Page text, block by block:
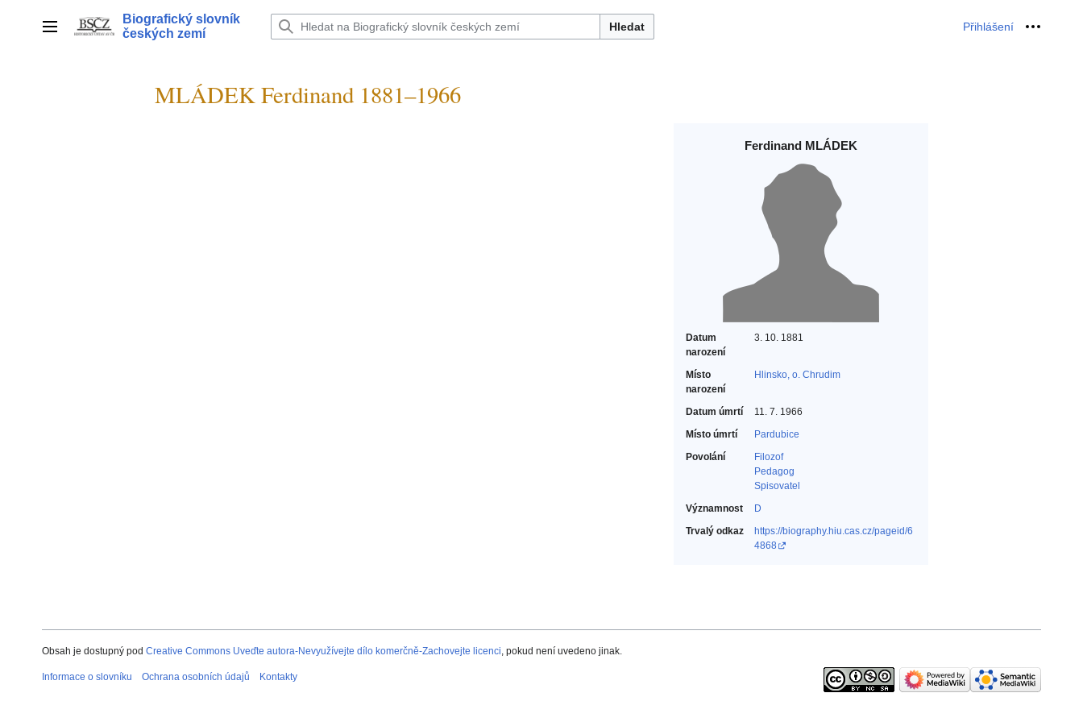
Hlavní menu
Biografický slovník
českých zemí
Hledat Přihlášení Osobní
MLÁDEK Ferdinand 1881–1966
Ferdinand MLÁDEK
Datum
narození
3. 10. 1881
Místo
narození
Hlinsko, o. Chrudim
Datum úmrtí
11. 7. 1966
Místo úmrtí
Pardubice
Povolání
Filozof‎
Pedagog‎
Spisovatel‎
Významnost
D
Trvalý odkaz
https://biography.hiu.cas.cz/pageid/6
4868
Obsah je dostupný pod Creative Commons Uveďte autora-Nevyužívejte dílo komerčně-Zachovejte licenci, pokud není uvedeno jinak.
Informace o slovníku Ochrana osobních údajů Kontakty